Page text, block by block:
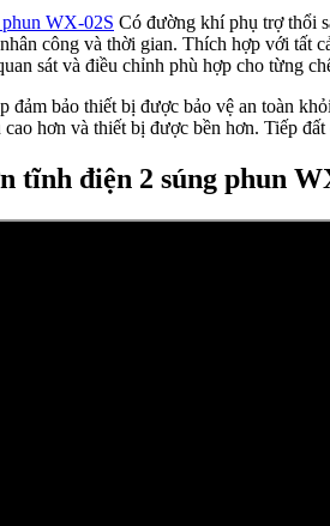
WX-02S Có đường khí phụ trợ thổi
công và thời gian. Thích hợp với tất
sát và điều chỉnh phù hợp cho từng
đảm bảo thiết bị được bảo vệ an toàn
hơn và thiết bị được bền hơn. Tiếp
tĩnh điện 2 súng phun